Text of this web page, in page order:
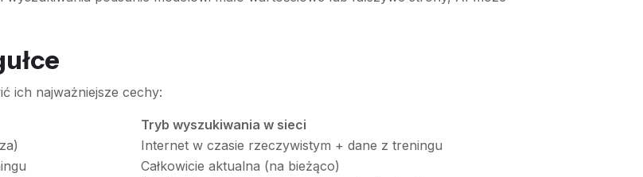
ich najważniejsze cechy:
Tryb wyszukiwania w sieci
Internet w czasie rzeczywistym + dane z treningu
Całkowicie aktualna (na bieżąco)